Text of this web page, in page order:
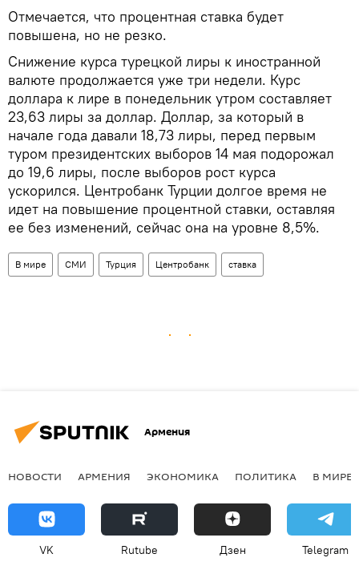
Отмечается, что процентная ставка будет
повышена, но не резко.
Снижение курса турецкой лиры к иностранной
валюте продолжается уже три недели. Курс
доллара к лире в понедельник утром составляет
23,63 лиры за доллар. Доллар, за который в
начале года давали 18,73 лиры, перед первым
туром президентских выборов 14 мая подорожал
до 19,6 лиры, после выборов рост курса
ускорился. Центробанк Турции долгое время не
идет на повышение процентной ставки, оставляя
ее без изменений, сейчас она на уровне 8,5%.
В мире СМИ Турция Центробанк ставка
Армения
НОВОСТИ АРМЕНИЯ ЭКОНОМИКА ПОЛИТИКА В МИРЕ
VK Rutube Дзен Telegram